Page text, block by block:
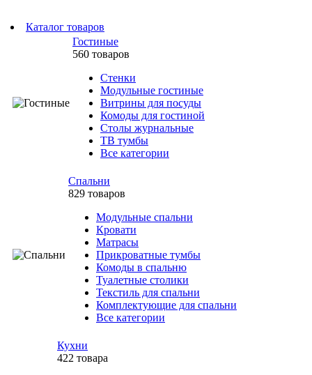
Каталог товаров
Гостиные
560 товаров
Стенки
Модульные гостиные
Витрины для посуды
Комоды для гостиной
Столы журнальные
ТВ тумбы
Все категории
Спальни
829 товаров
Модульные спальни
Кровати
Матрасы
Прикроватные тумбы
Комоды в спальню
Туалетные столики
Текстиль для спальни
Комплектующие для спальни
Все категории
Кухни
422 товара